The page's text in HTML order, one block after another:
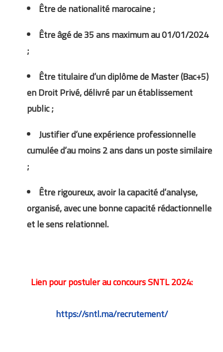
Être de nationalité marocaine ;
Être âgé de 35 ans maximum au 01/01/2024
;
Être titulaire d’un diplôme de Master (Bac+5)
en Droit Privé, délivré par un établissement
public ;
Justifier d’une expérience professionnelle
cumulée d’au moins 2 ans dans un poste similaire
;
Être rigoureux, avoir la capacité d’analyse,
organisé, avec une bonne capacité rédactionnelle
et le sens relationnel.
Lien pour postuler au concours SNTL 2024:
https://sntl.ma/recrutement/